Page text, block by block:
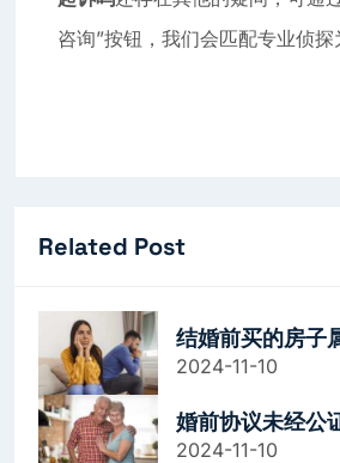
咨询”按钮，我们会匹配专业侦探
Related Post
结婚前买的房子
2024-11-10
婚前协议未经公
2024-11-10